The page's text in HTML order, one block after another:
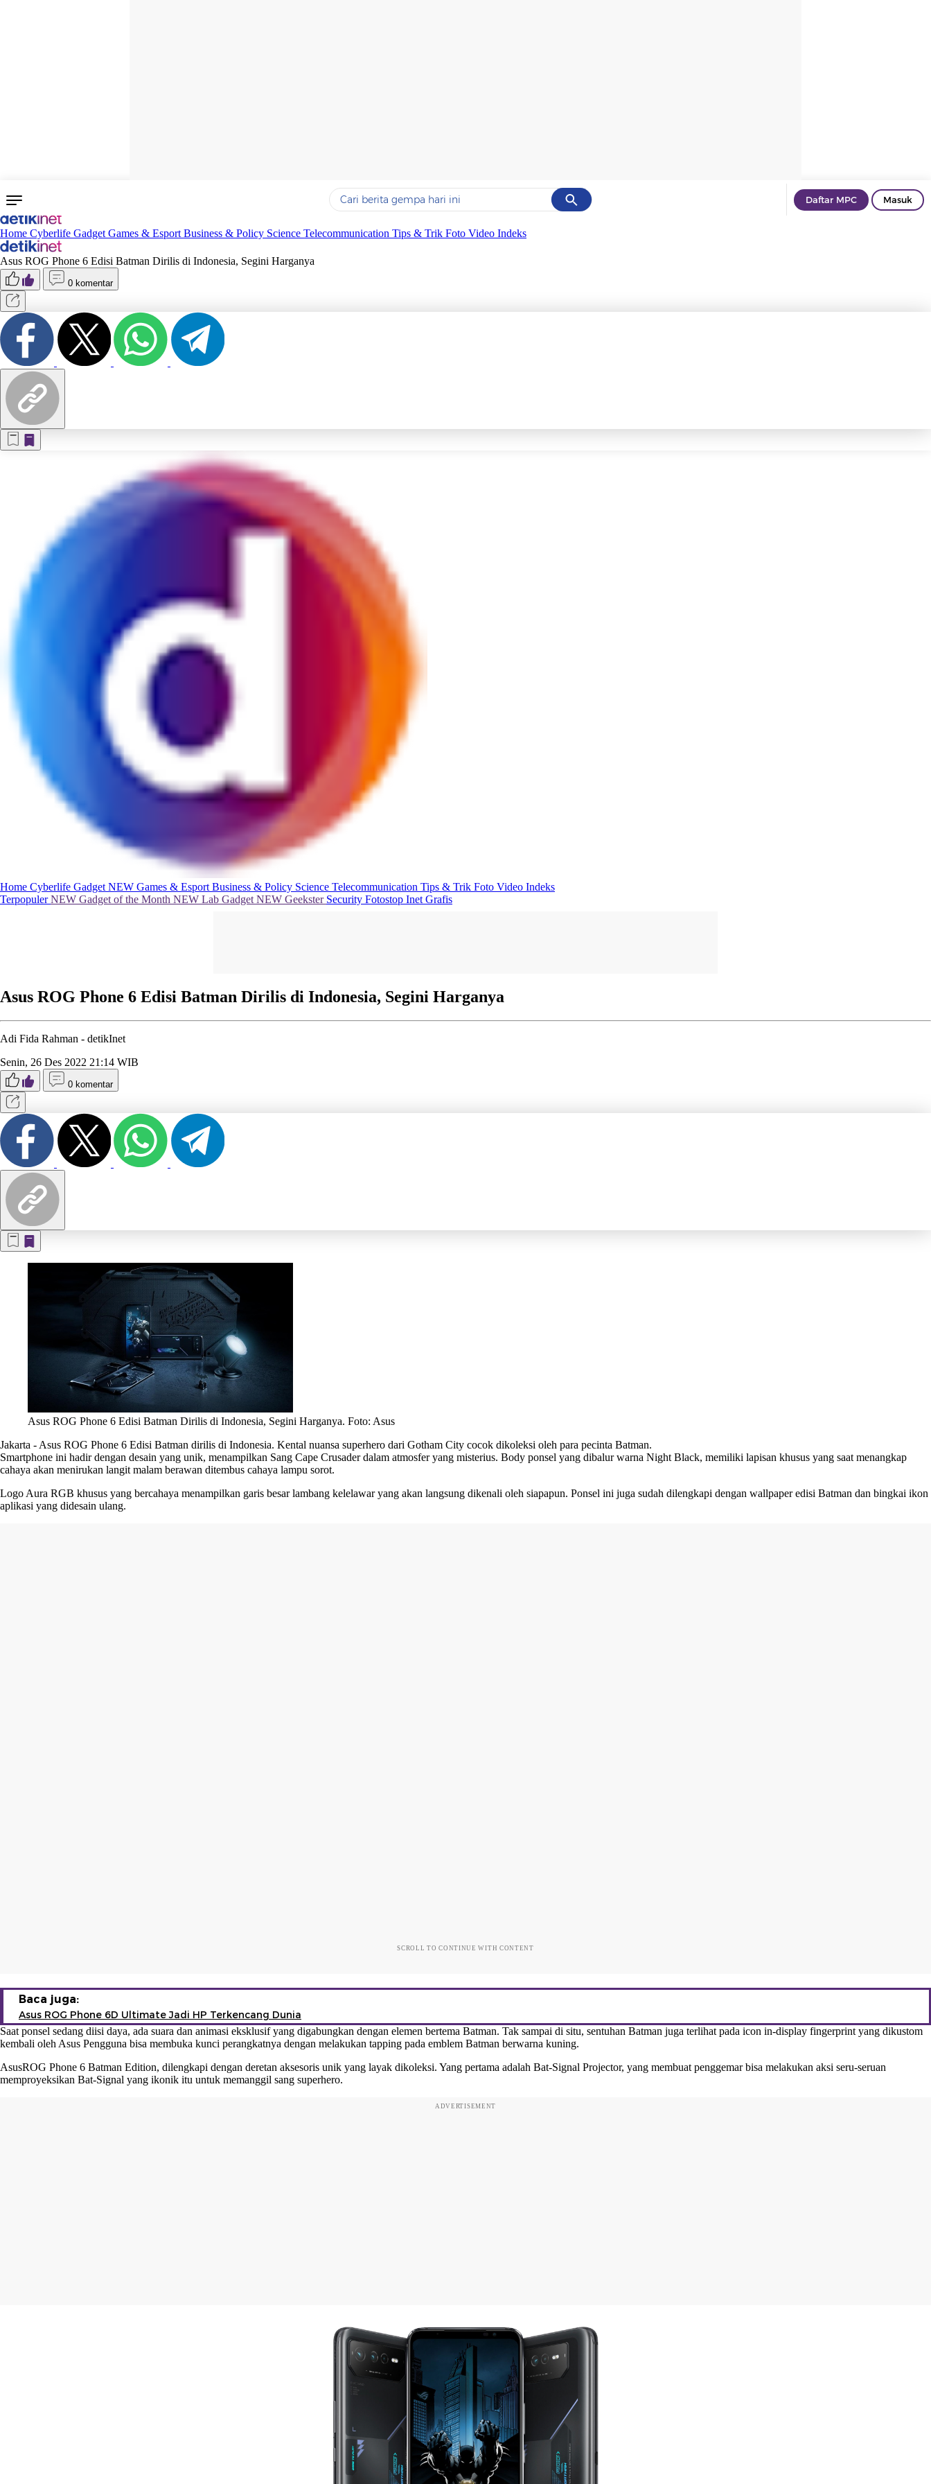
Cancel
Yang sedang ramai dicari
Terakhir yang dicari
Daftar MPC Masuk
Home Cyberlife Gadget Games & Esport Business & Policy Science Telecommunication Tips & Trik Foto Video Indeks
Asus ROG Phone 6 Edisi Batman Dirilis di Indonesia, Segini Harganya
0 komentar
Home Cyberlife Gadget NEW Games & Esport Business & Policy Science Telecommunication Tips & Trik Foto Video Indeks
TerpopulerNEW Gadget of the Month NEW Lab Gadget NEW Geekster Security Fotostop Inet Grafis
Asus ROG Phone 6 Edisi Batman Dirilis di Indonesia, Segini Harganya
Adi Fida Rahman - detikInet
Senin, 26 Des 2022 21:14 WIB
0 komentar
Asus ROG Phone 6 Edisi Batman Dirilis di Indonesia, Segini Harganya. Foto: Asus
Jakarta - Asus ROG Phone 6 Edisi Batman dirilis di Indonesia. Kental nuansa superhero dari Gotham City cocok dikoleksi oleh para pecinta Batman.
Smartphone ini hadir dengan desain yang unik, menampilkan Sang Cape Crusader dalam atmosfer yang misterius. Body ponsel yang dibalur warna Night Black, memiliki lapisan khusus yang saat menangkap
cahaya akan menirukan langit malam berawan ditembus cahaya lampu sorot.
Logo Aura RGB khusus yang bercahaya menampilkan garis besar lambang kelelawar yang akan langsung dikenali oleh siapapun. Ponsel ini juga sudah dilengkapi dengan wallpaper edisi Batman dan bingkai ikon
aplikasi yang didesain ulang.
SCROLL TO CONTINUE WITH CONTENT
Baca juga:
Asus ROG Phone 6D Ultimate Jadi HP Terkencang Dunia
Saat ponsel sedang diisi daya, ada suara dan animasi eksklusif yang digabungkan dengan elemen bertema Batman. Tak sampai di situ, sentuhan Batman juga terlihat pada icon in-display fingerprint yang dikustom
kembali oleh Asus Pengguna bisa membuka kunci perangkatnya dengan melakukan tapping pada emblem Batman berwarna kuning.
AsusROG Phone 6 Batman Edition, dilengkapi dengan deretan aksesoris unik yang layak dikoleksi. Yang pertama adalah Bat-Signal Projector, yang membuat penggemar bisa melakukan aksi seru-seruan
memproyeksikan Bat-Signal yang ikonik itu untuk memanggil sang superhero.
ADVERTISEMENT